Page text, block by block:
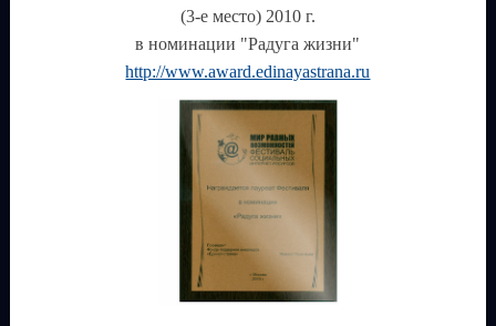
(3-е место) 2010 г.
в номинации "Радуга жизни"
http://www.award.edinayastrana.ru